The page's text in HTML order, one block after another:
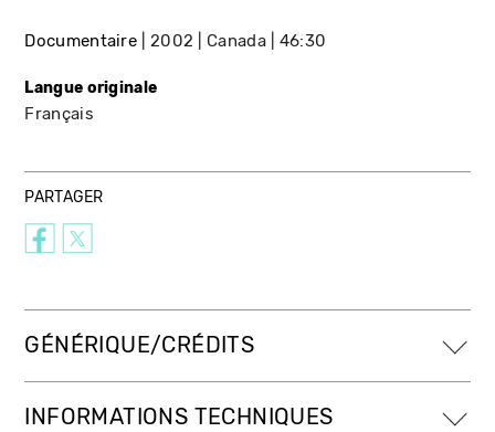
Documentaire 2002 Canada 46:30
Langue originale
Français
PARTAGER
GÉNÉRIQUE/CRÉDITS
INFORMATIONS TECHNIQUES